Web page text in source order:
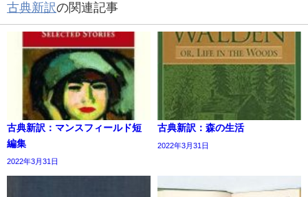
古典新訳の関連記事
古典新訳：マンスフィールド短
編集
2022年3月31日
古典新訳：森の生活
2022年3月31日